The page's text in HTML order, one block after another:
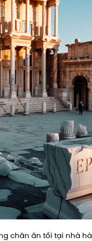
chân ăn tối tại nhà